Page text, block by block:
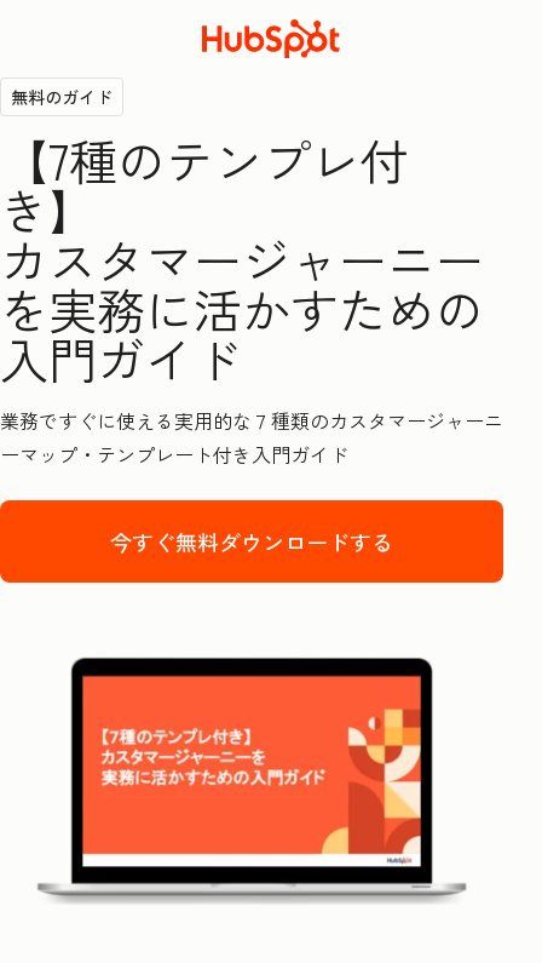
無料のガイド
【7種のテンプレ付
き】
カスタマージャーニー
を実務に活かすための
入門ガイド
業務ですぐに使える実用的な７種類のカスタマージャーニ
ーマップ・テンプレート付き入門ガイド
今すぐ無料ダウンロードする